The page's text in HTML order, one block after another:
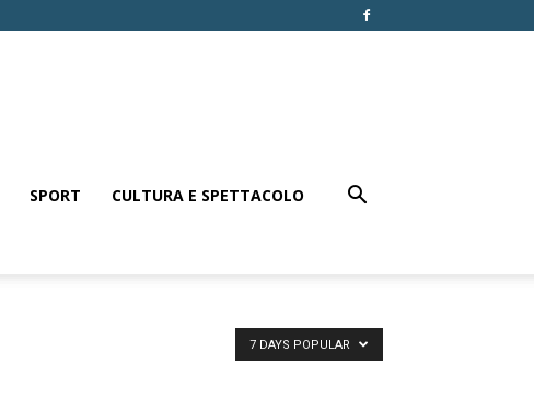
SPORT CULTURA E SPETTACOLO
7 DAYS POPULAR